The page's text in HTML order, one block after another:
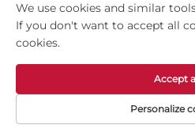
Ostali proizvodi
We use cookies and similar
If you don't want to accept all
cookies.
Personalize
Accept